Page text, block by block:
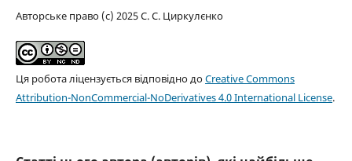
Авторське право (c) 2025 С. С. Циркулєнко
Ця робота ліцензується відповідно доCreative Commons
Attribution-NonCommercial-NoDerivatives 4.0 International License.